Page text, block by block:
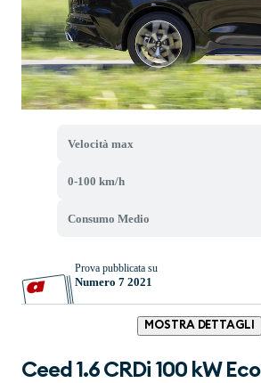
Velocità max
0-100 km/h
Consumo Medio
Prova pubblicata su
Numero 7 2021
MOSTRA DETTAGLI
Ceed 1.6 CRDi 100 kW Eco